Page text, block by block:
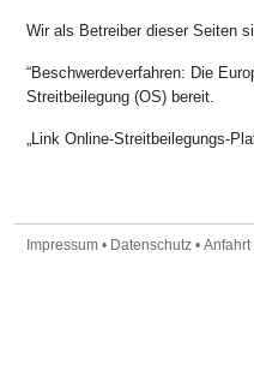
Wir als Betreiber dieser Seiten
“Beschwerdeverfahren: Die
Streitbeilegung (OS) bereit.
„Link Online-Streitbeilegungs-
Impressum • Datenschutz • Anfahrt